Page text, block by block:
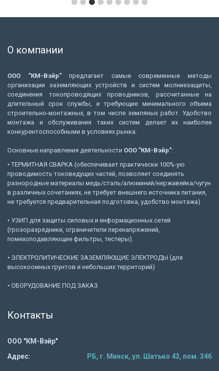
О компании
ООО "КМ-Вэйр"предлагает самые современные методы
организации заземляющих устройств и систем молниезащиты,
соединения токопроводящих проводников, рассчитанные на
длительный срок службы, и требующие минимального объема
строительно-монтажных, в том числе земляных работ. Удобство
монтажа и обслуживания таких систем делает их наиболее
конкурентоспособными в условиях рынка.
Основные направления деятельности ООО "КМ-Вэйр":
• ТЕРМИТНАЯ СВАРКА (обеспечивает практически 100%-ую
проводимость токоведущих частей, позволяет соединять
разнородные материалы медь/сталь/алюминий/нержавейка/чугун
в различных сочетаниях, не требует внешнего источника питания,
не требуется предварительная подготовка, удобство монтажа)
• УЗИП для защиты силовых и информационных сетей
(грозоразрядники, ограничители перенапряжений,
помехоподавляющие фильтры, тестеры).
• ЭЛЕКТРОЛИТИЧЕСКИЕ ЗАЗЕМЛЯЮЩИЕ ЭЛЕКТРОДЫ (для
высокоомных грунтов и небольших территорий)
• ОБОРУДОВАНИЕ ПОД ЗАКАЗ
Контакты
ООО "КМ-Вэйр"
Адрес:
РБ, г. Минск, ул. Шатько 43, пом. 34б